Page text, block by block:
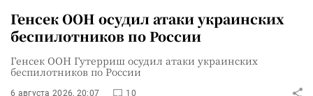
Генсек ООН осудил атаки украинских
беспилотников по России
Генсек ООН Гутерриш осудил атаки украинских
беспилотников по России
6 августа 2026, 20:07 10